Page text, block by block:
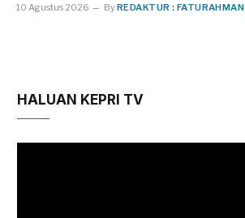
10 Agustus 2026 ByREDAKTUR : FATURAHMAN
HALUAN KEPRI TV